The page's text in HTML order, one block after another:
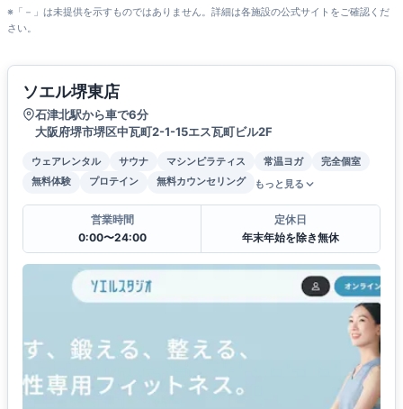
※「－」は未提供を示すものではありません。詳細は各施設の公式サイトをご確認くだ
さい。
ソエル堺東店
石津北駅から車で6分
大阪府堺市堺区中瓦町2-1-15エス瓦町ビル2F
ウェアレンタル サウナ マシンピラティス 常温ヨガ
完全個室
無料体験
プロテイン 無料カウンセリング もっと見る
営業時間
0:00〜24:00
定休日
年末年始を除き無休